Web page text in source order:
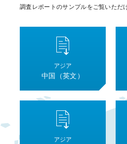
調査レポートのサンプルをご覧いただ
アジア
中国（英文）
アジア